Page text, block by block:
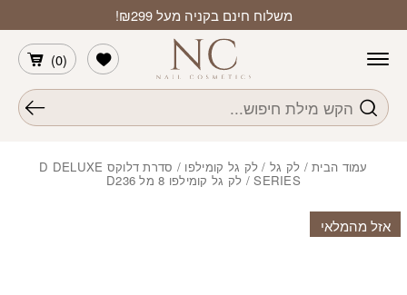
משלוח חינם בקניה מעל ₪299!
חיפוש
(
0
)
הרשימה שלי
עמוד הבית/ לק גל / לק גל קומילפו / סדרת דלוקס D DELUXE
SERIES/ לק גל קומילפו 8 מל D236
אזל מהמלאי